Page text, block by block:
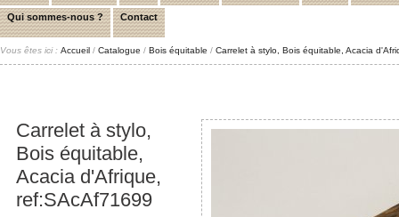
Qui sommes-nous ? Contact
Vous êtes ici : Accueil / Catalogue / Bois équitable / Carrelet à stylo, Bois équitable, Acacia
Carrelet à stylo,
Bois équitable,
Acacia d'Afrique,
ref:SAcAf71699